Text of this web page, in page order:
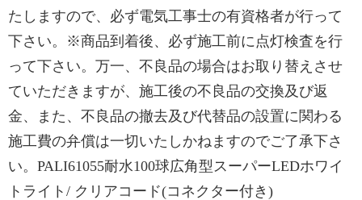
たしますので、必ず電気工事士の有資格者が行って
下さい。※商品到着後、必ず施工前に点灯検査を行
って下さい。万一、不良品の場合はお取り替えさせ
ていただきますが、施工後の不良品の交換及び返
金、また、不良品の撤去及び代替品の設置に関わる
施工費の弁償は一切いたしかねますのでご了承下さ
い。PALI61055耐水100球広角型スーパーLEDホワイ
トライト/ クリアコード(コネクター付き)